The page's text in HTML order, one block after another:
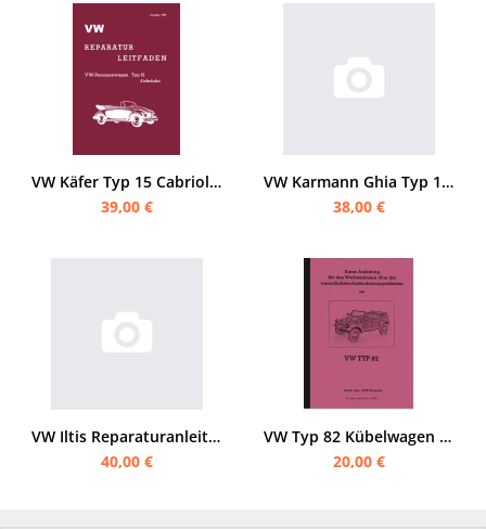
VW Käfer Typ 15 Cabriolet Reparaturanleitung (für Karosserie und Verdeck)
39,00 €
VW Karmann Ghia Typ 14 1960 Reparaturanleitung
38,00 €
VW Iltis Reparaturanleitung
40,00 €
VW Typ 82 Kübelwagen Reparaturanleitung Werkstatthandbuch
20,00 €